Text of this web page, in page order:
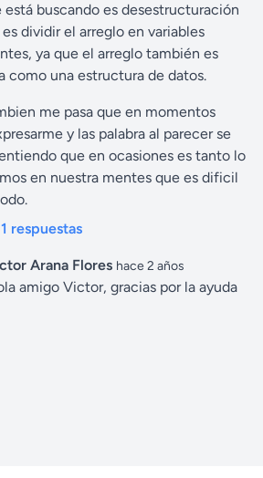
está buscando es desestructuración
dividir el arreglo en variables
ya que el arreglo también es
como una estructura de datos.
me pasa que en momentos
y las palabra al parecer se
que en ocasiones es tanto lo
en nuestra mentes que es dificil
respuestas
Arana Flores hace 2 años
amigo Victor, gracias por la ayuda